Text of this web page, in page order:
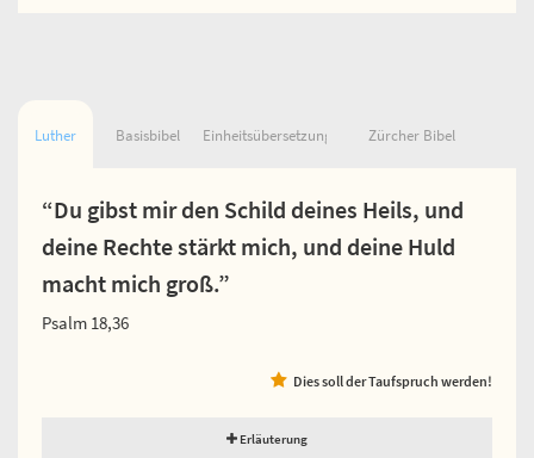
Luther Basisbibel Einheitsübersetzung Zürcher Bibel
“Du gibst mir den Schild deines Heils, und
deine Rechte stärkt mich, und deine Huld
macht mich groß.”
Psalm 18,36
Dies soll der Taufspruch werden!
Erläuterung